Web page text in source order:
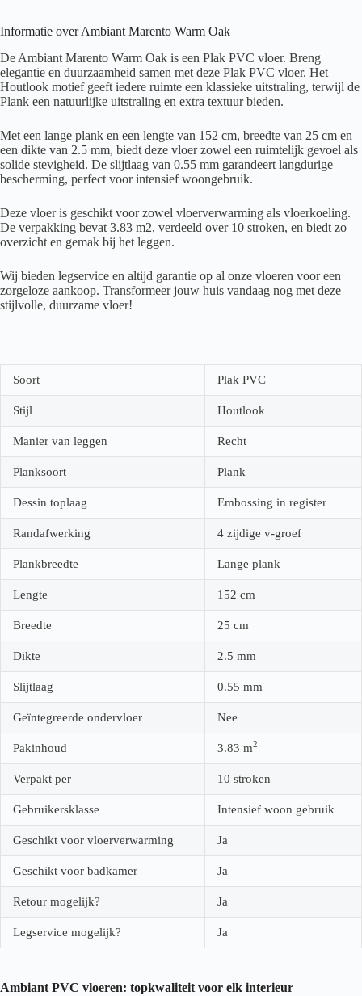
Informatie over Ambiant Marento Warm Oak
De Ambiant Marento Warm Oak is een Plak PVC vloer. Breng
elegantie en duurzaamheid samen met deze Plak PVC vloer. Het
Houtlook motief geeft iedere ruimte een klassieke uitstraling, terwijl de
Plank een natuurlijke uitstraling en extra textuur bieden.
Met een lange plank en een lengte van 152 cm, breedte van 25 cm en
een dikte van 2.5 mm, biedt deze vloer zowel een ruimtelijk gevoel als
solide stevigheid. De slijtlaag van 0.55 mm garandeert langdurige
bescherming, perfect voor intensief woongebruik.
Deze vloer is geschikt voor zowel vloerverwarming als vloerkoeling.
De verpakking bevat 3.83 m2, verdeeld over 10 stroken, en biedt zo
overzicht en gemak bij het leggen.
Wij bieden legservice en altijd garantie op al onze vloeren voor een
zorgeloze aankoop. Transformeer jouw huis vandaag nog met deze
stijlvolle, duurzame vloer!
Soort Plak PVC
Stijl Houtlook
Manier van leggen Recht
Planksoort Plank
Dessin toplaag Embossing in register
Randafwerking 4 zijdige v-groef
Plankbreedte Lange plank
Lengte 152 cm
Breedte 25 cm
Dikte 2.5 mm
Slijtlaag 0.55 mm
Geïntegreerde ondervloer Nee
Pakinhoud 3.83 m2
Verpakt per 10 stroken
Gebruikersklasse Intensief woon gebruik
Geschikt voor vloerverwarming Ja
Geschikt voor badkamer Ja
Retour mogelijk? Ja
Legservice mogelijk? Ja
Ambiant PVC vloeren: topkwaliteit voor elk interieur